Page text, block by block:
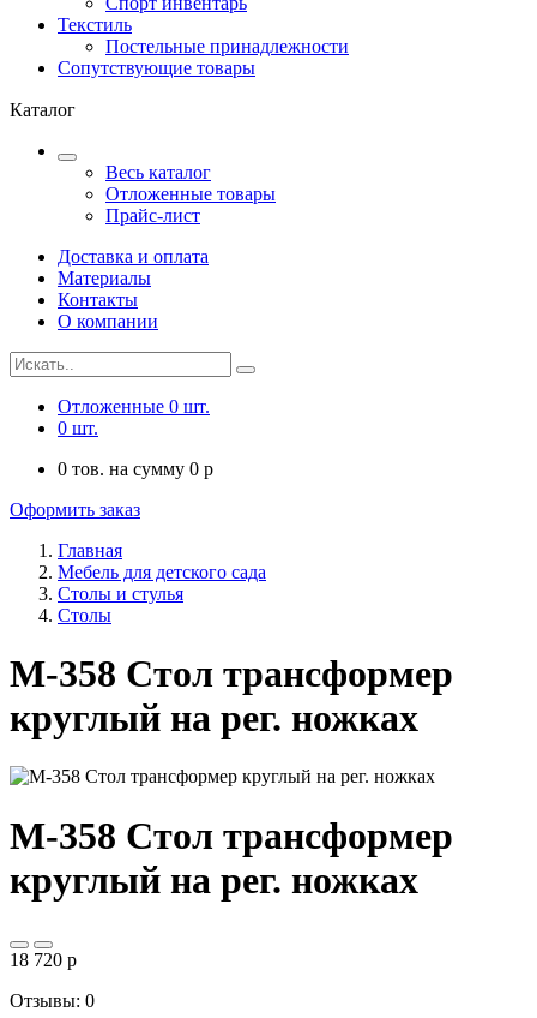
Текстиль
Постельные принадлежности
Сопутствующие товары
Каталог
Весь каталог
Отложенные товары
Прайс-лист
Доставка и оплата
Материалы
Контакты
О компании
Отложенные 0 шт.
0 шт.
0 тов. на сумму 0 p
Оформить заказ
Главная
Мебель для детского сада
Столы и стулья
Столы
М-358 Стол трансформер
круглый на рег. ножках
М-358 Стол трансформер
круглый на рег. ножках
18 720 p
Отзывы: 0